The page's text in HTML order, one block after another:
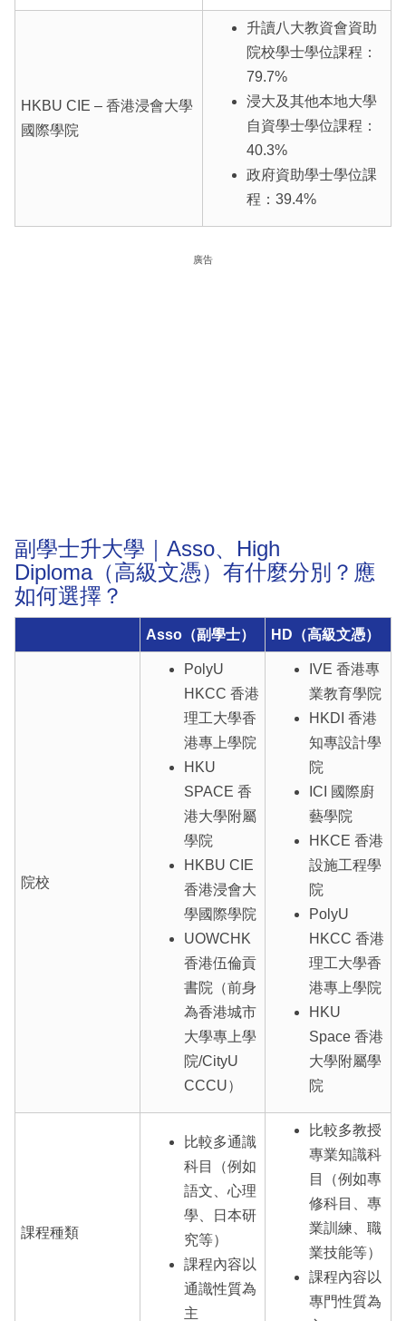
HKBU CIE – 香港浸會大學
國際學院
升讀八大教資會資助
院校學士學位課程：
79.7%
浸大及其他本地大學
自資學士學位課程：
40.3%
政府資助學士學位課
程：39.4%
廣告
副學士升大學｜Asso、High
Diploma（高級文憑）有什麼分別？應
如何選擇？
Asso（副學士） HD（高級文憑）
院校
PolyU
HKCC 香港
理工大學香
港專上學院
HKU
SPACE 香
港大學附屬
學院
HKBU CIE
香港浸會大
學國際學院
UOWCHK
香港伍倫貢
書院（前身
為香港城市
大學專上學
院/CityU
CCCU）
IVE 香港專
業教育學院
HKDI 香港
知專設計學
院
ICI 國際廚
藝學院
HKCE 香港
設施工程學
院
PolyU
HKCC 香港
理工大學香
港專上學院
HKU
Space 香港
大學附屬學
院
課程種類
比較多通識
科目（例如
語文、心理
學、日本研
究等）
課程內容以
通識性質為
主
比較多教授
專業知識科
目（例如專
修科目、專
業訓練、職
業技能等）
課程內容以
專門性質為